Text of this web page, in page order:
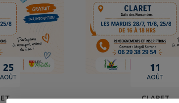
25
AOÛT
11
AOÛT
CLARET